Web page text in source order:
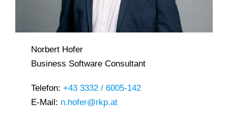
Norbert Hofer
Business Software Consultant
Telefon:+43 3332 / 6005-142
E-Mail: n.hofer@rkp.at